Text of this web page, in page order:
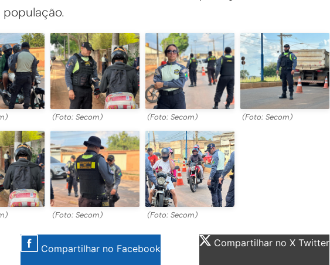
(Foto: Secom) (Foto: Secom) (Foto: Secom)
(Foto: Secom) (Foto: Secom)
Compartilhar no Facebook Compartilhar no X Twitter